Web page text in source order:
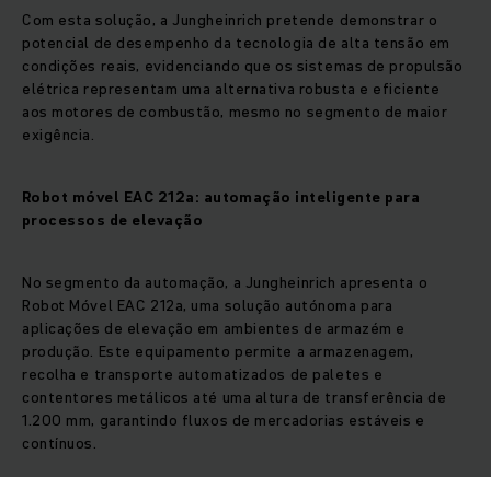
Com esta solução, a Jungheinrich pretende demonstrar o
potencial de desempenho da tecnologia de alta tensão em
condições reais, evidenciando que os sistemas de propulsão
elétrica representam uma alternativa robusta e eficiente
aos motores de combustão, mesmo no segmento de maior
exigência.
Robot móvel EAC 212a: automação inteligente para
processos de elevação
No segmento da automação, a Jungheinrich apresenta o
Robot Móvel EAC 212a, uma solução autónoma para
aplicações de elevação em ambientes de armazém e
produção. Este equipamento permite a armazenagem,
recolha e transporte automatizados de paletes e
contentores metálicos até uma altura de transferência de
1.200 mm, garantindo fluxos de mercadorias estáveis e
contínuos.